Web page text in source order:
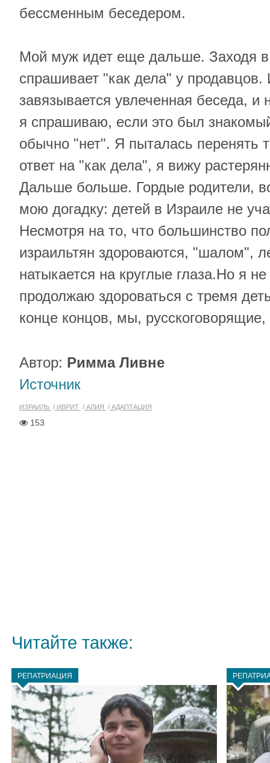
бессменным беседером.
Мой муж идет еще дальше. Заходя в
спрашивает "как дела" у продавцов.
завязывается увлеченная беседа, и
я спрашиваю, если это был
обычно "нет". Я пыталась перенять
ответ на "как дела", я вижу
Дальше больше. Гордые родители,
мою догадку: детей в Израиле не
Несмотря на то, что большинство
израильтян здороваются, "шалом",
натыкается на круглые глаза.Но я
продолжаю здороваться с тремя
конце концов, мы,
Автор: Римма Ливне
Источник
ИЗРАИЛЬ ИВРИТ АЛИЯ АДАПТАЦИЯ
153
Читайте также:
РЕПАТРИАЦИЯ